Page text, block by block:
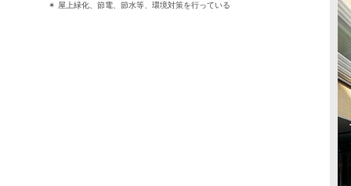
✴ 屋上緑化、節電、節水等、環境対策を行っている